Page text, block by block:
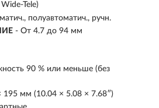
Tele)
полуавтоматич., ручн.
- От 4.7 до 94 мм
90 % или меньше (без
195 мм (10.04 × 5.08 × 7.68″)